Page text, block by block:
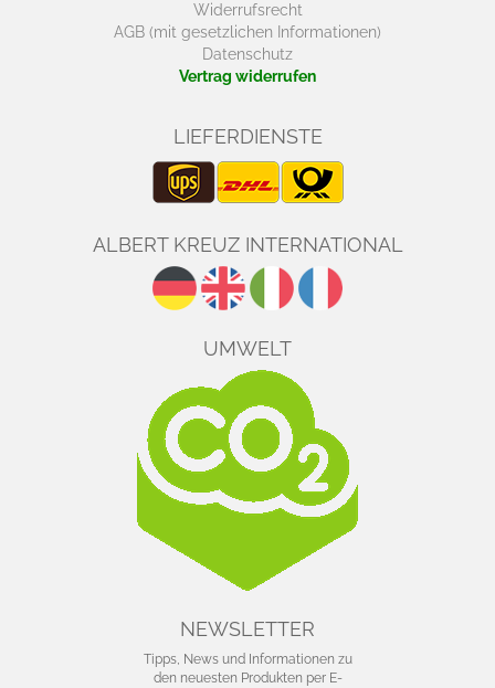
Widerrufsrecht
AGB (mit gesetzlichen Informationen)
Datenschutz
Vertrag widerrufen
LIEFERDIENSTE
ALBERT KREUZ INTERNATIONAL
UMWELT
NEWSLETTER
Tipps, News und Informationen zu
den neuesten Produkten per E-